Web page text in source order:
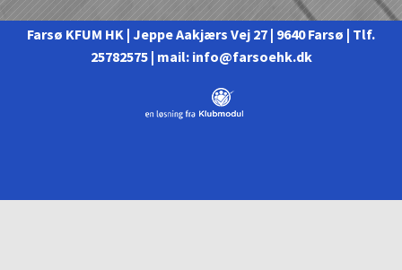
Farsø KFUM HK | Jeppe Aakjærs Vej 27 | 9640 Farsø | Tlf.
25782575 | mail: info@farsoehk.dk